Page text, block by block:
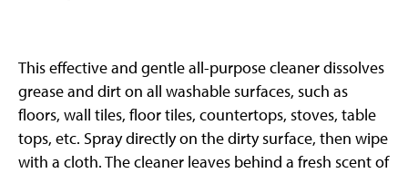
This effective and gentle all-purpose cleaner dissolves
grease and dirt on all washable surfaces, such as
floors, wall tiles, floor tiles, countertops, stoves, table
tops, etc. Spray directly on the dirty surface, then wipe
with a cloth. The cleaner leaves behind a fresh scent of